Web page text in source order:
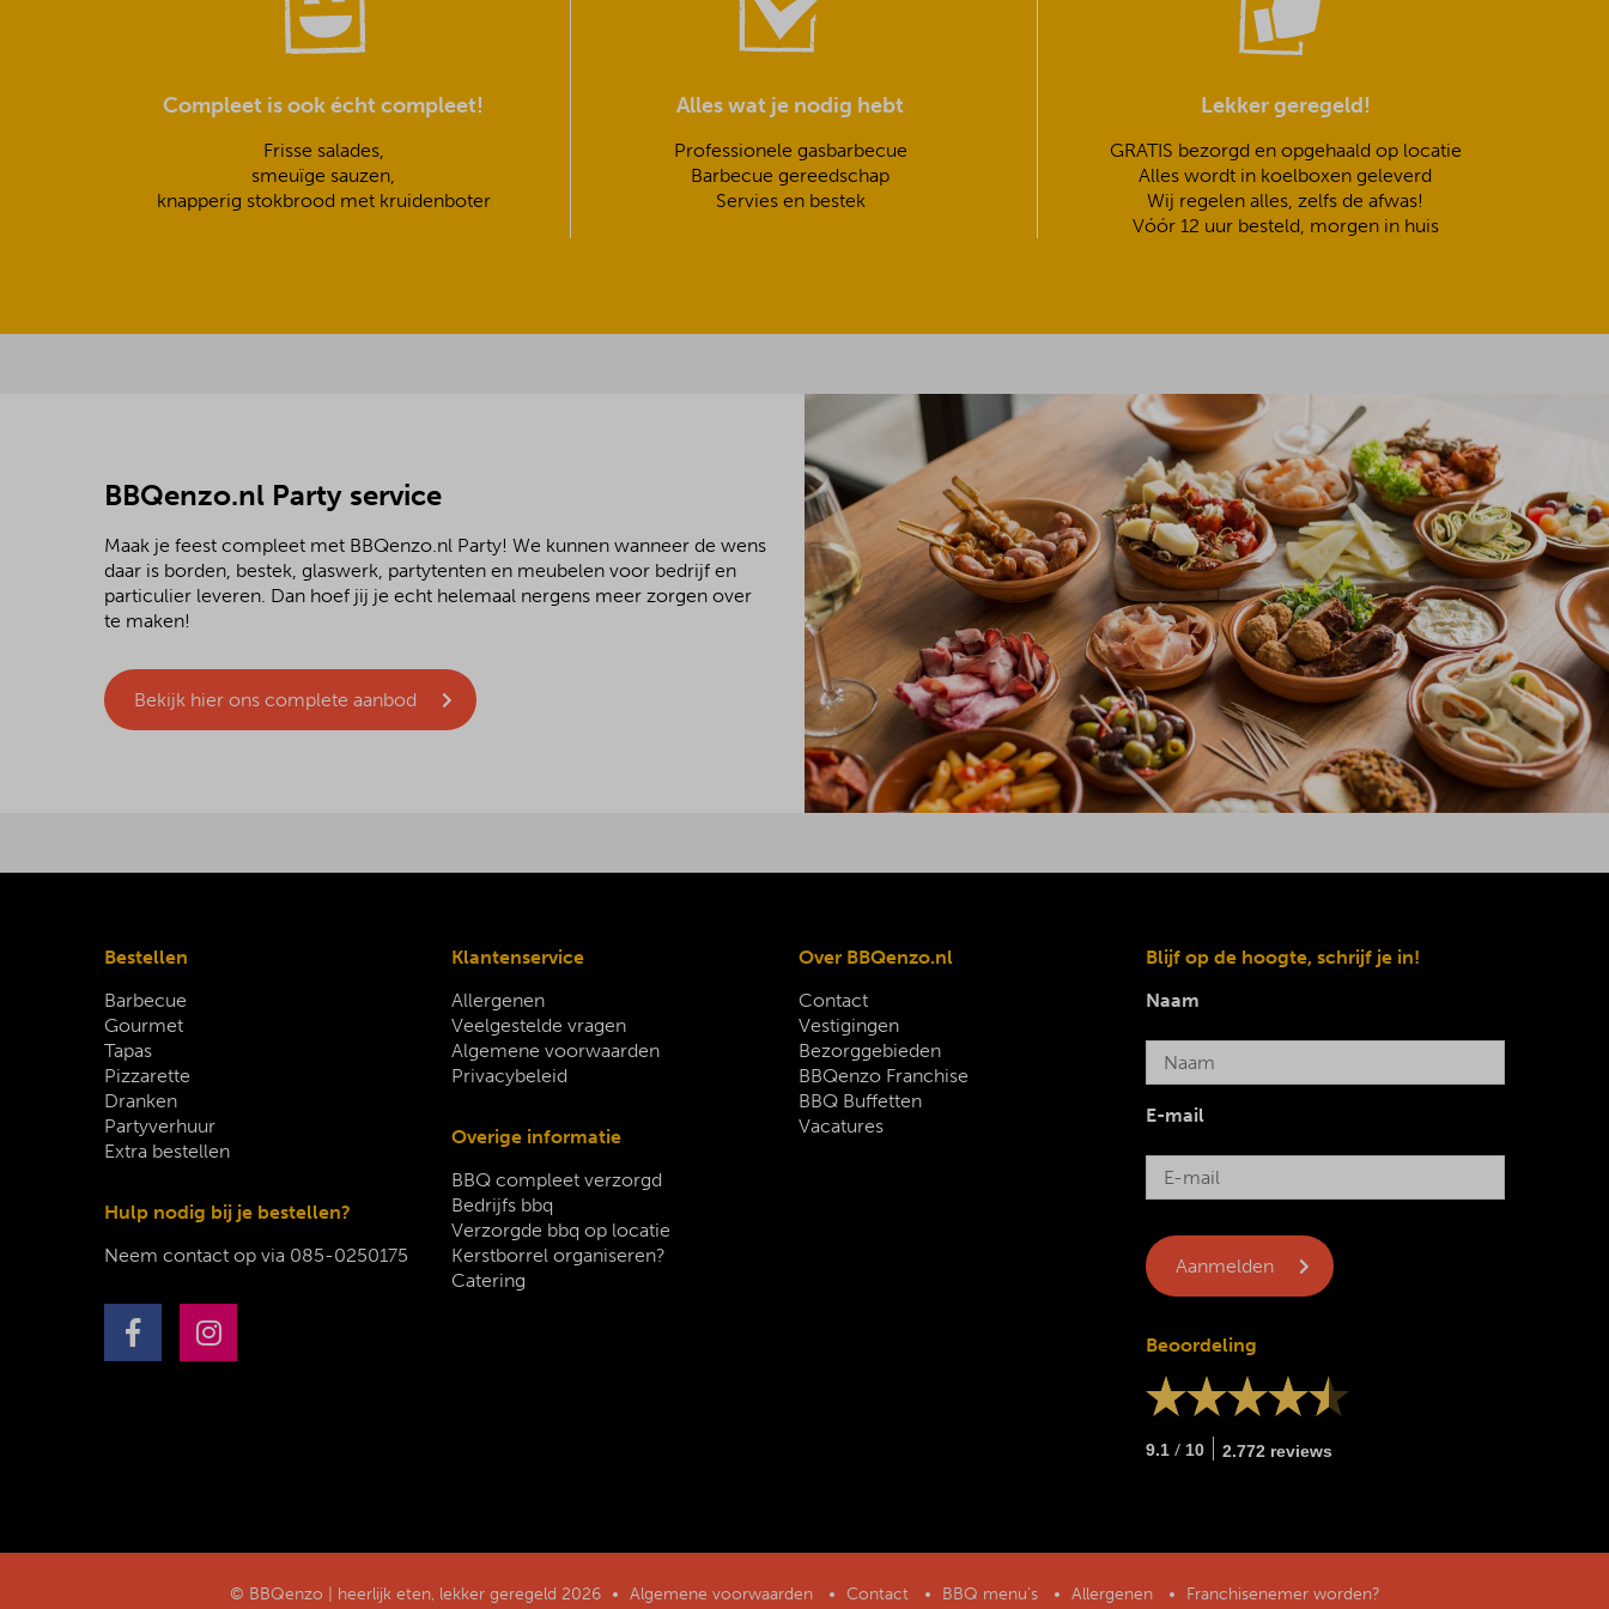
Compleet is ook écht compleet!
Frisse salades,
smeuïge sauzen,
knapperig stokbrood met kruidenboter
Alles wat je nodig hebt
Professionele gasbarbecue
Barbecue gereedschap
Servies en bestek
Lekker geregeld!
GRATIS bezorgd en opgehaald op locatie
Alles wordt in koelboxen geleverd
Wij regelen alles, zelfs de afwas!
Vóór 12 uur besteld, morgen in huis
BBQenzo.nl Party service
Maak je feest compleet met BBQenzo.nl Party! We kunnen wanneer de wens
daar is borden, bestek, glaswerk, partytenten en meubelen voor bedrijf en
particulier leveren. Dan hoef jij je echt helemaal nergens meer zorgen over
te maken!
Bekijk hier ons complete aanbod
Bestellen
Barbecue
Gourmet
Tapas
Pizzarette
Dranken
Partyverhuur
Extra bestellen
Hulp nodig bij je bestellen?
Neem contact op via 085-0250175
Klantenservice
Allergenen
Veelgestelde vragen
Algemene voorwaarden
Privacybeleid
Overige informatie
BBQ compleet verzorgd
Bedrijfs bbq
Verzorgde bbq op locatie
Kerstborrel organiseren?
Catering
Over BBQenzo.nl
Contact
Vestigingen
Bezorggebieden
BBQenzo Franchise
BBQ Buffetten
Vacatures
Blijf op de hoogte, schrijf je in!
Naam
E-mail
Beoordeling
9.1 / 10 2.772 reviews
© BBQenzo | heerlijk eten, lekker geregeld 2026 Algemene voorwaarden Contact BBQ menu’s Allergenen Franchisenemer worden?